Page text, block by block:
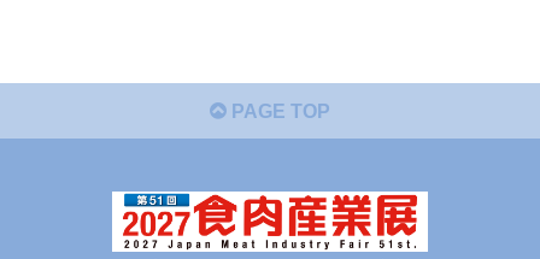
PAGE TOP